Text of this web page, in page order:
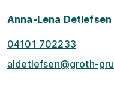
Anna-Lena Detlefsen
04101 702233
aldetlefsen@groth-